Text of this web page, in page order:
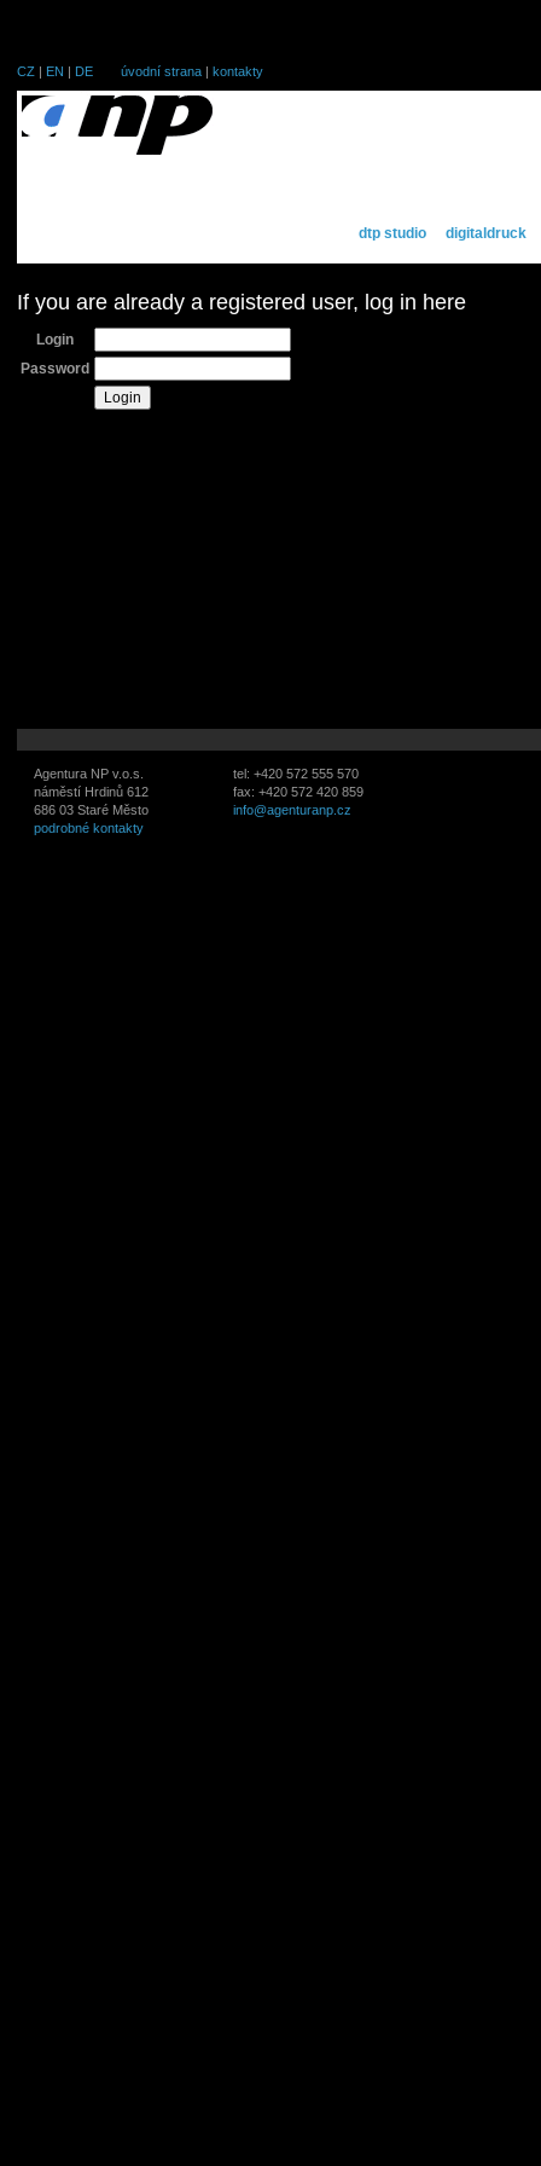
CZ | EN | DE úvodní strana | kontakty
dtp studio digitaldruck
If you are already a registered user, log in here
Login
Password
Agentura NP v.o.s.
náměstí Hrdinů 612
686 03 Staré Město
podrobné kontakty
tel: +420 572 555 570
fax: +420 572 420 859
info@agenturanp.cz